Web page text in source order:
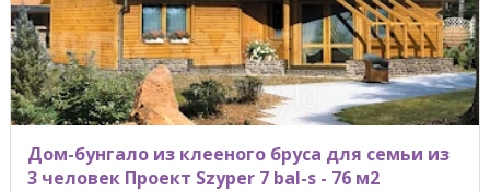
Дом-бунгало из клееного бруса для семьи из
3 человек Проект Szyper 7 bal-s - 76 м2